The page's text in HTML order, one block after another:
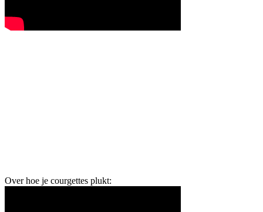
Over hoe je courgettes plukt: